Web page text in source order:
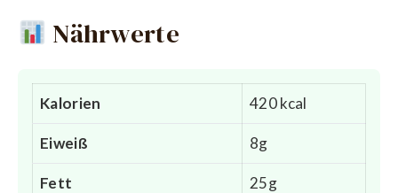
Nährwerte
Kalorien 420 kcal
Eiweiß 8g
Fett 25g